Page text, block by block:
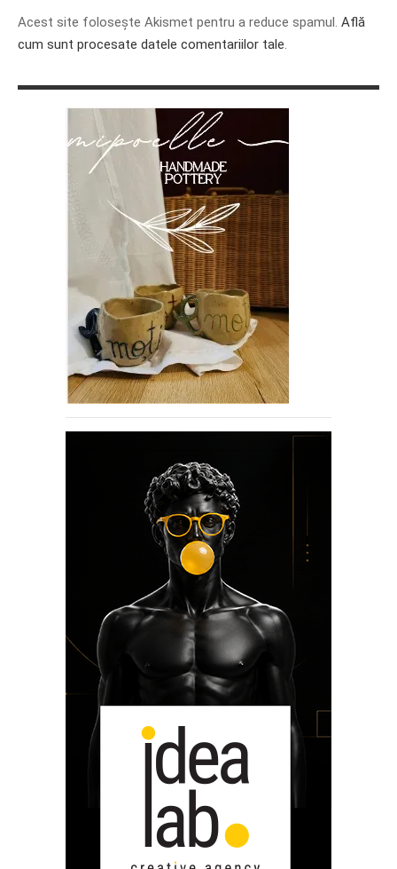
Acest site folosește Akismet pentru a reduce spamul. Află
cum sunt procesate datele comentariilor tale.